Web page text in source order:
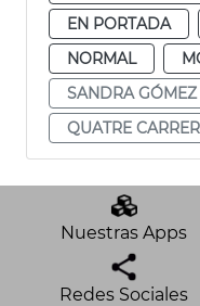
EN PORTADA
NORMAL
SANDRA GÓMEZ
QUATRE
Nuestras Apps
Redes Sociales